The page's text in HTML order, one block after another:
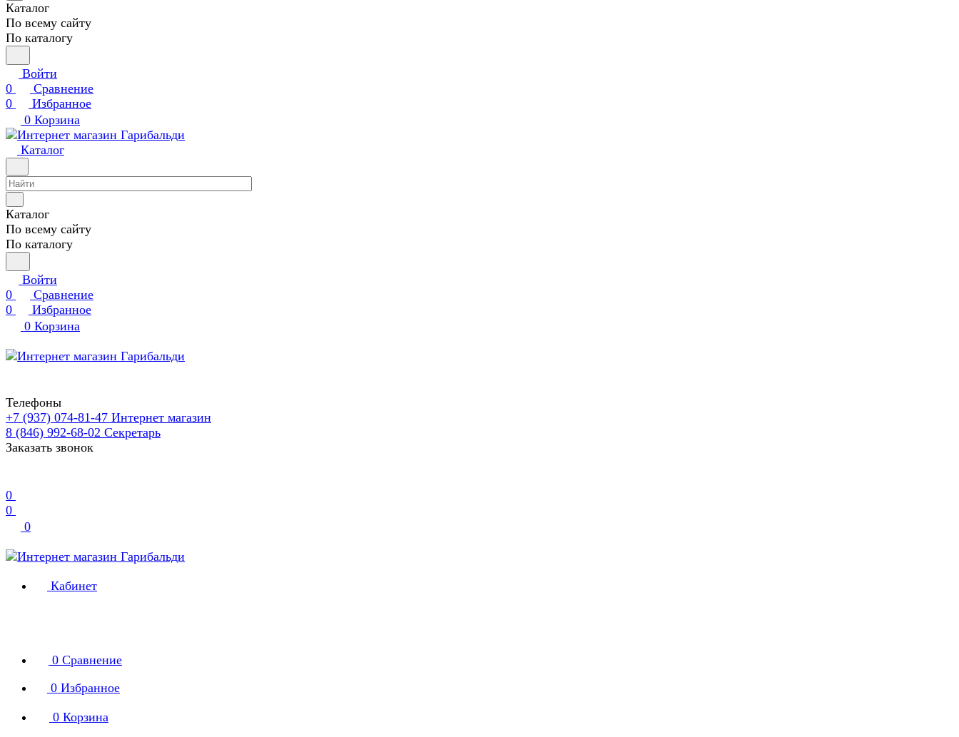
Каталог
По всему сайту
По каталогу
Войти
0
Сравнение
0
Избранное
0 Корзина
Каталог
Каталог
По всему сайту
По каталогу
Войти
0
Сравнение
0
Избранное
0 Корзина
Телефоны
+7 (937) 074-81-47 Интернет магазин
8 (846) 992-68-02 Секретарь
Заказать звонок
0
0
0
Кабинет
0 Сравнение
0 Избранное
0 Корзина